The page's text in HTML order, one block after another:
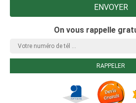
On vous rappelle